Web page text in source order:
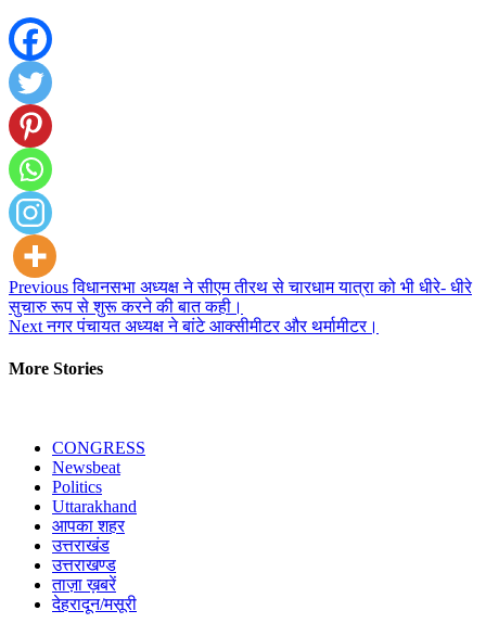
Continue
Reading
Previousविधानसभा अध्यक्ष ने सीएम तीरथ से चारधाम यात्रा को भी धीरे- धीरे
सुचारु रूप से शुरू करने की बात कही।
Nextनगर पंचायत अध्यक्ष ने बांटे आक्सीमीटर और थर्मामीटर।
More Stories
CONGRESS
Newsbeat
Politics
Uttarakhand
आपका शहर
उत्तराखंड
उत्तराखण्ड
ताज़ा ख़बरें
देहरादून/मसूरी